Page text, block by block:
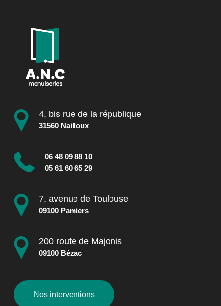
4, bis rue de la république
31560 Nailloux
06 48 09 88 10
05 61 60 65 29
7, avenue de Toulouse
09100 Pamiers
200 route de Majonis
09100 Bézac
Nos interventions